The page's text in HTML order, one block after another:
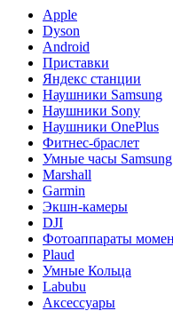
Apple
Dyson
Android
Приставки
Яндекс станции
Наушники Samsung
Наушники Sony
Наушники OnePlus
Фитнес-браслет
Умные часы Samsung
Marshall
Garmin
Экшн-камеры
DJI
Фотоаппараты
Plaud
Умные Кольца
Labubu
Аксессуары